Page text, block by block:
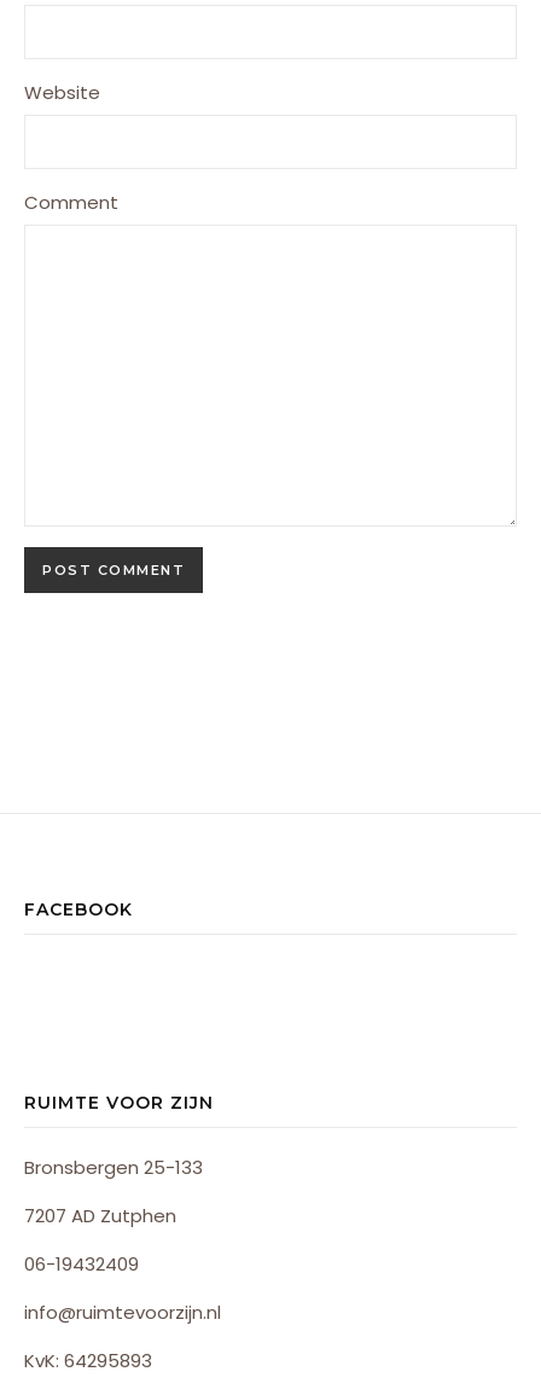
Website
Comment
FACEBOOK
RUIMTE VOOR ZIJN
Bronsbergen 25-133
7207 AD Zutphen
06-19432409
info@ruimtevoorzijn.nl
KvK: 64295893